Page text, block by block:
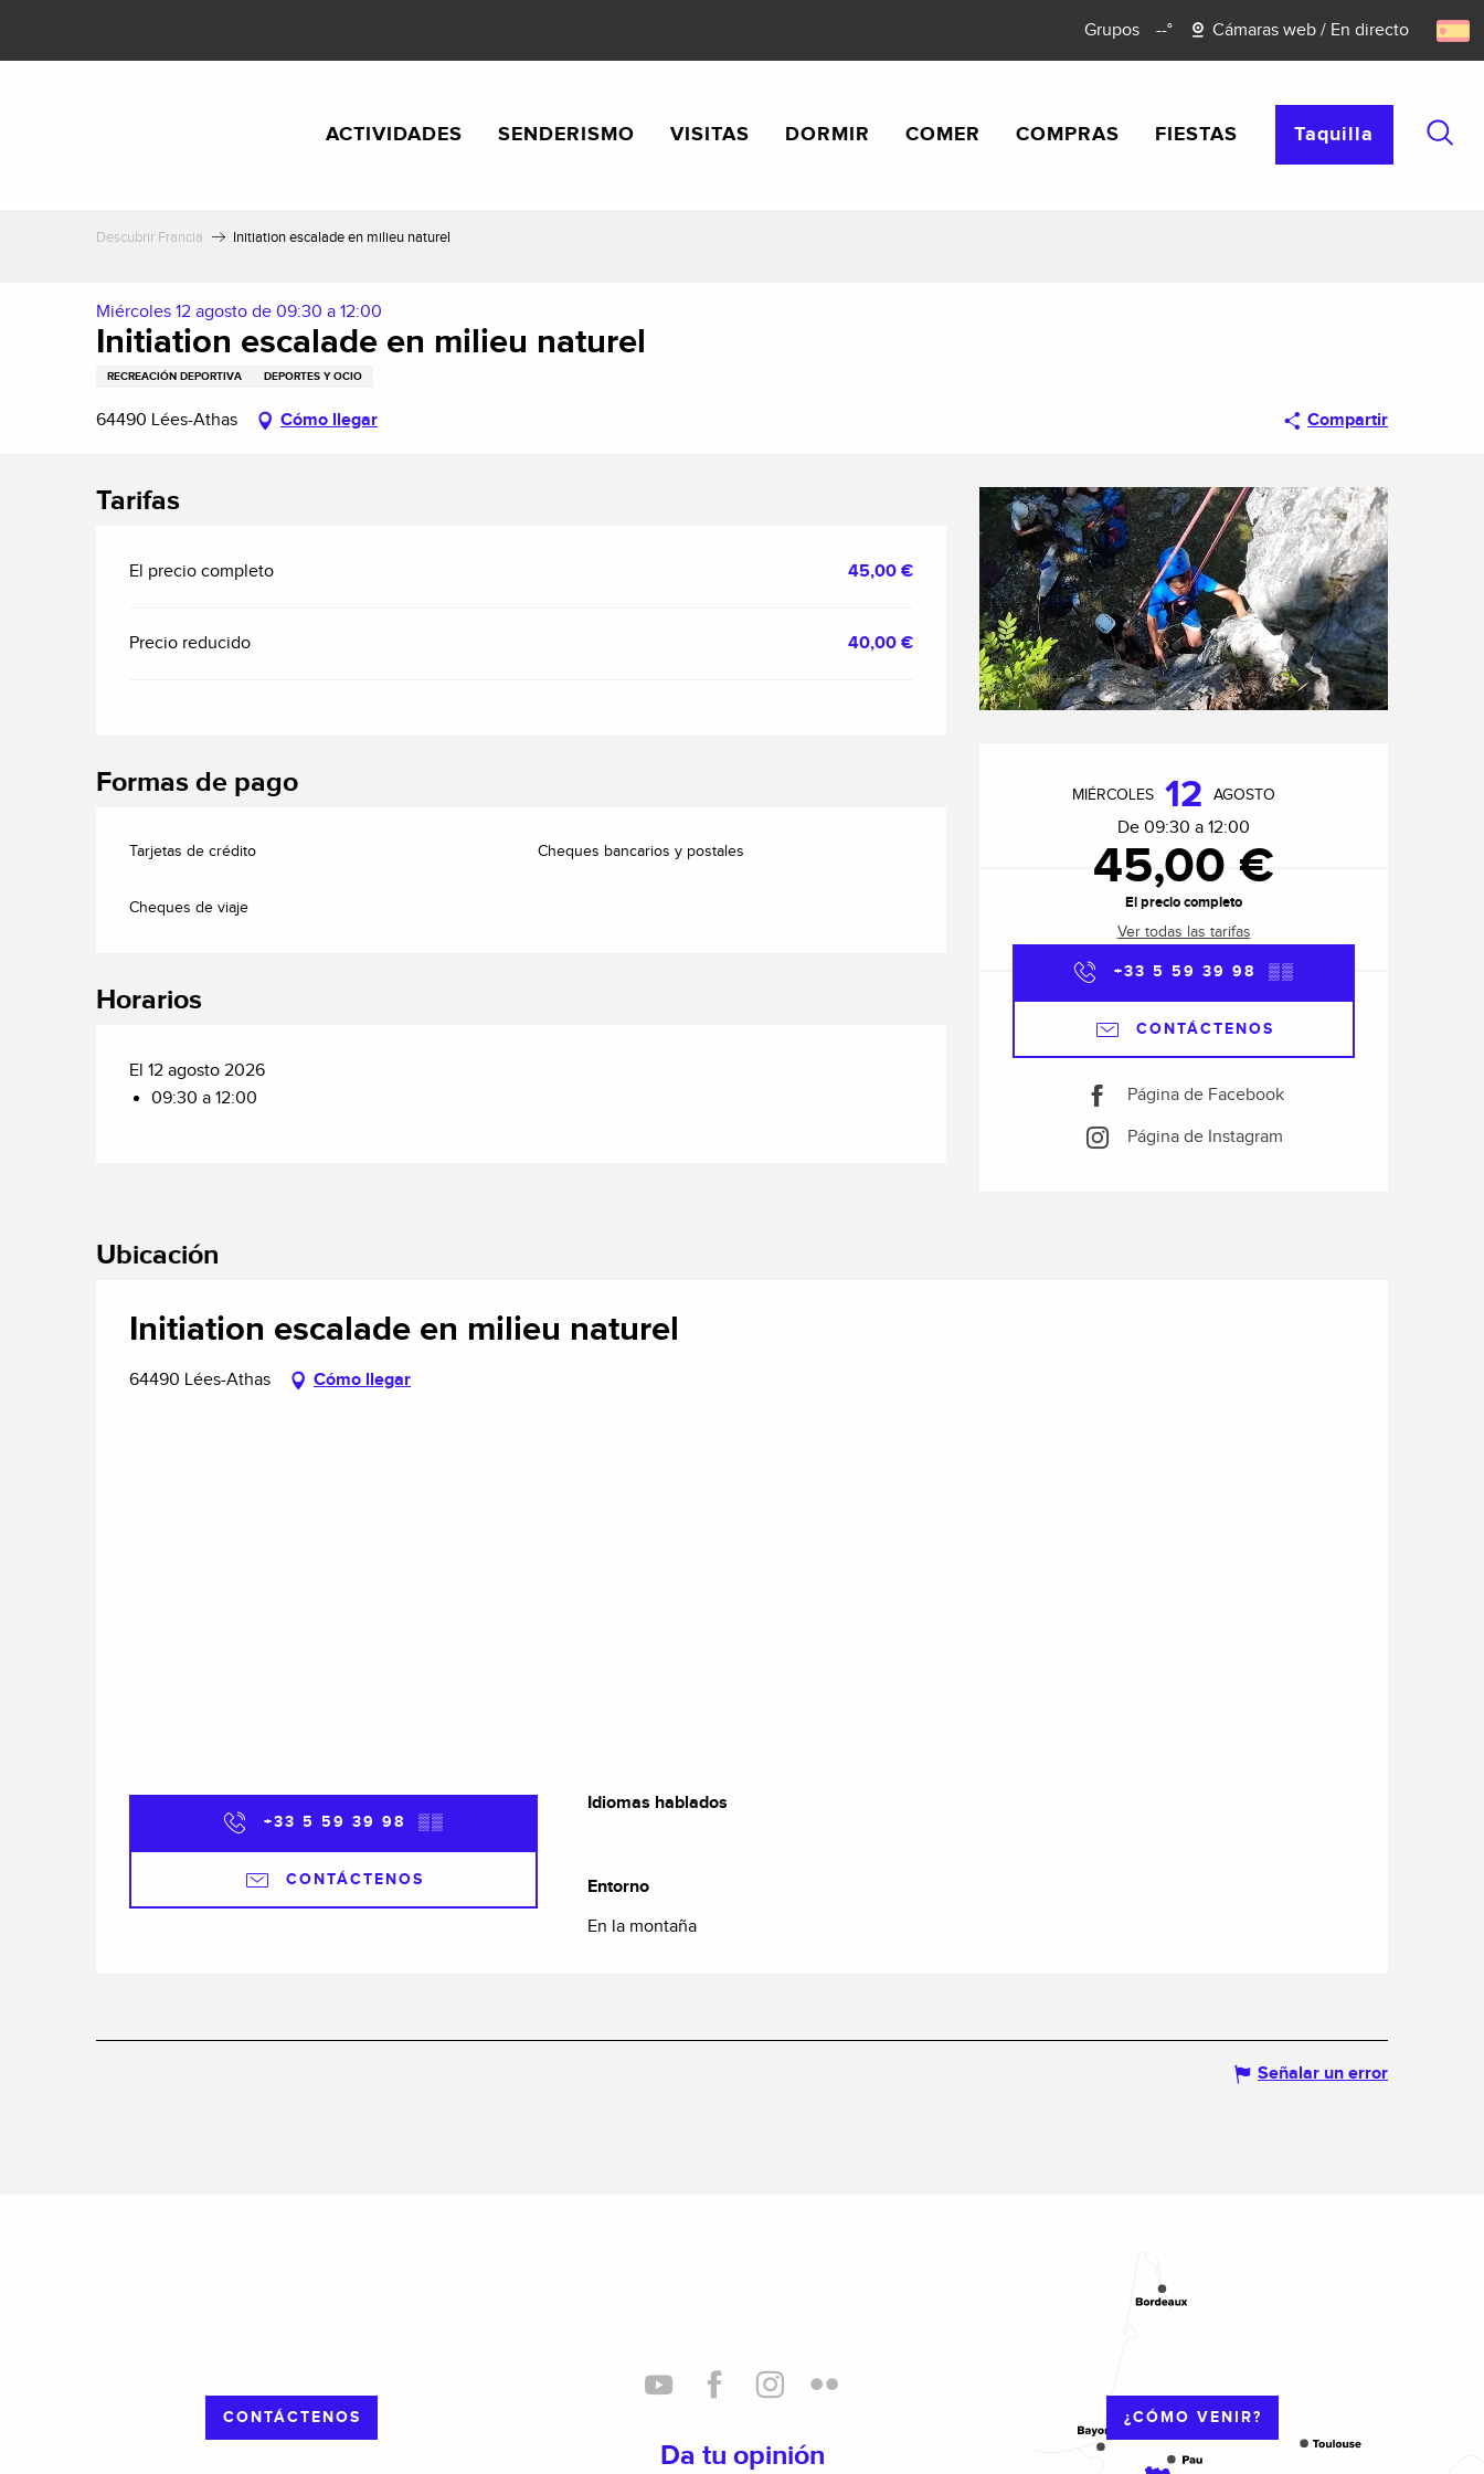
contenu
Grupos --° Cámaras web / En directo
ACTIVIDADES SENDERISMO VISITAS DORMIR COMER COMPRAS FIESTAS Taquilla
Descubrir Francia Initiation escalade en milieu naturel
Miércoles 12 agosto de 09:30 a 12:00
Initiation escalade en milieu naturel
RECREACIÓN DEPORTIVA DEPORTES Y OCIO
64490 Lées-Athas Cómo llegar Compartir
MIÉRCOLES 12 AGOSTO
De 09:30 a 12:00
45,00 €
El precio completo
Ver todas las tarifas
+33 5 59 39 98 ▒▒
CONTÁCTENOS
Página de Facebook
Página de Instagram
Tarifas
El precio completo 45,00 €
Precio reducido 40,00 €
Formas de pago
Tarjetas de crédito Cheques bancarios y postales
Cheques de viaje
Horarios
El 12 agosto 2026
09:30 a 12:00
Ubicación
Initiation escalade en milieu naturel
64490 Lées-Athas Cómo llegar
+33 5 59 39 98 ▒▒
CONTÁCTENOS
Idiomas hablados
Idiomas hablados
Entorno
Entorno
En la montaña
Señalar un error
CONTÁCTENOS
Da tu opinión
¿CÓMO VENIR?